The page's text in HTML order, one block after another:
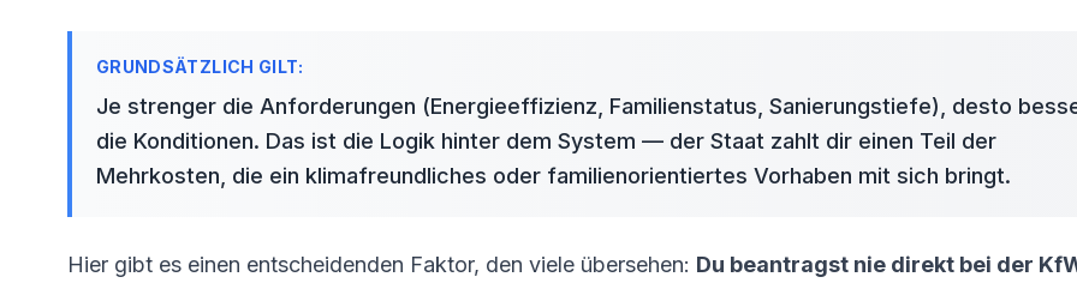
Je strenger die Anforderungen (Energieeffizienz, Familienstatus, Sanierungstiefe), desto
die Konditionen. Das ist die Logik hinter dem System — der Staat zahlt dir einen Teil der
Mehrkosten, die ein klimafreundliches oder familienorientiertes Vorhaben mit sich bringt.
Hier gibt es einen entscheidenden Faktor, den viele übersehen: Du beantragst nie direkt bei der